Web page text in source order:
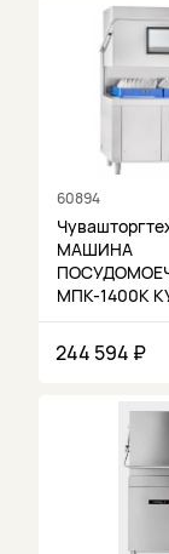
60894
МАШИНА
МПК-1400К
…
244 594 ₽